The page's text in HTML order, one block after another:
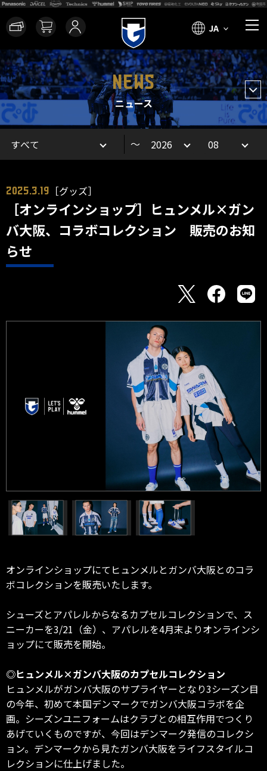
JA
NEWS
ニュース
～
2025.3.19 ［グッズ］
［オンラインショップ］ヒュンメル×ガン
バ大阪、コラボコレクション 販売のお知
らせ
オンラインショップにてヒュンメルとガンバ大阪とのコラ
ボコレクションを販売いたします。
シューズとアパレルからなるカプセルコレクションで、ス
ニーカーを3/21（金）、アパレルを4月末よりオンラインシ
ョップにて販売を開始。
◎ヒュンメル×ガンバ大阪のカプセルコレクション
ヒュンメルがガンバ大阪のサプライヤーとなり3シーズン目
の今年、初めて本国デンマークでガンバ大阪コラボを企
画。シーズンユニフォームはクラブとの相互作用でつくり
あげていくものですが、今回はデンマーク発信のコレクシ
ョン。デンマークから見たガンバ大阪をライフスタイルコ
レクションに仕上げました。